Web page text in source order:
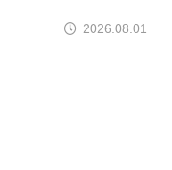
2026.08.01